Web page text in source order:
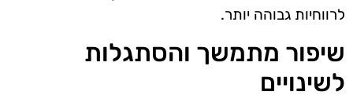
לרווחיות גבוהה יותר.
שיפור מתמשך והסתגלות
לשינויים